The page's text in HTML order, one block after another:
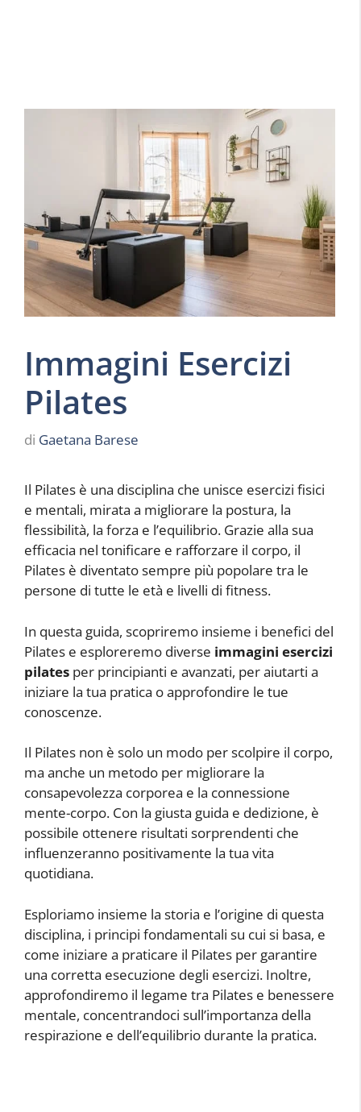
Immagini Esercizi
Pilates
di Gaetana Barese
Il Pilates è una disciplina che unisce esercizi fisici
e mentali, mirata a migliorare la postura, la
flessibilità, la forza e l’equilibrio. Grazie alla sua
efficacia nel tonificare e rafforzare il corpo, il
Pilates è diventato sempre più popolare tra le
persone di tutte le età e livelli di fitness.
In questa guida, scopriremo insieme i benefici del
Pilates e esploreremo diverse immagini esercizi
pilates per principianti e avanzati, per aiutarti a
iniziare la tua pratica o approfondire le tue
conoscenze.
Il Pilates non è solo un modo per scolpire il corpo,
ma anche un metodo per migliorare la
consapevolezza corporea e la connessione
mente-corpo. Con la giusta guida e dedizione, è
possibile ottenere risultati sorprendenti che
influenzeranno positivamente la tua vita
quotidiana.
Esploriamo insieme la storia e l’origine di questa
disciplina, i principi fondamentali su cui si basa, e
come iniziare a praticare il Pilates per garantire
una corretta esecuzione degli esercizi. Inoltre,
approfondiremo il legame tra Pilates e benessere
mentale, concentrandoci sull’importanza della
respirazione e dell’equilibrio durante la pratica.